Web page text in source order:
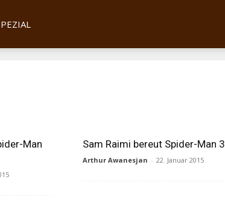
Man
Sam Raimi bereut Spider-Man 3
Arthur Awanesjan - 22. Januar 2015